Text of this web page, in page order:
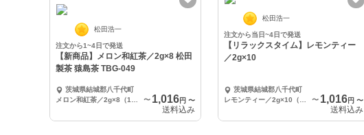
松田浩一
注文から1~4日で発送
【新商品】メロン和紅茶／2g×8 松田
製茶 猿島茶 TBG-049
茨城県結城郡八千代町
〜 1,016円 〜
送料込み
松田浩一
注文から当日~4日で発送
【リラックスタイム】レモンティー
／2g×10
茨城県結城郡八千代町
〜 1,016円 〜
送料込み